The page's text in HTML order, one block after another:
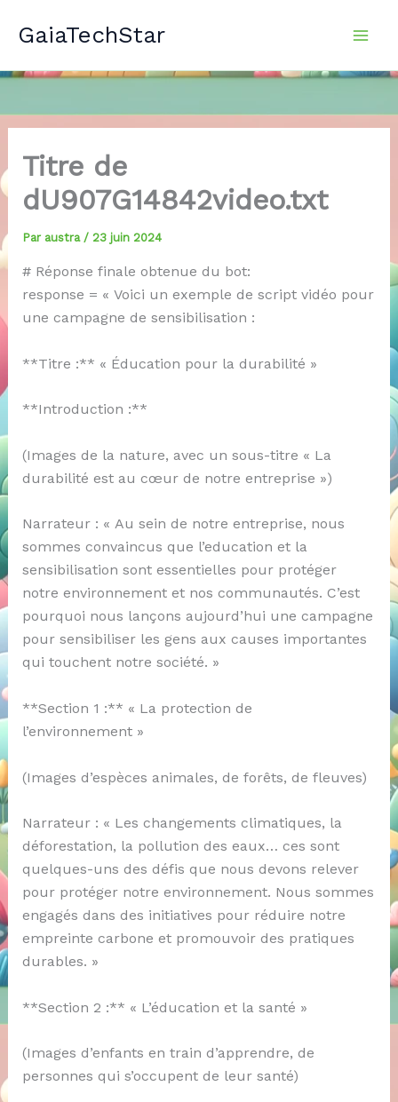
GaiaTechStar
Titre de
dU907G14842video.txt
Par austra / 23 juin 2024
# Réponse finale obtenue du bot:
response = « Voici un exemple de script vidéo pour
une campagne de sensibilisation :
**Titre :** « Éducation pour la durabilité »
**Introduction :**
(Images de la nature, avec un sous-titre « La
durabilité est au cœur de notre entreprise »)
Narrateur : « Au sein de notre entreprise, nous
sommes convaincus que l’education et la
sensibilisation sont essentielles pour protéger
notre environnement et nos communautés. C’est
pourquoi nous lançons aujourd’hui une campagne
pour sensibiliser les gens aux causes importantes
qui touchent notre société. »
**Section 1 :** « La protection de
l’environnement »
(Images d’espèces animales, de forêts, de fleuves)
Narrateur : « Les changements climatiques, la
déforestation, la pollution des eaux… ces sont
quelques-uns des défis que nous devons relever
pour protéger notre environnement. Nous sommes
engagés dans des initiatives pour réduire notre
empreinte carbone et promouvoir des pratiques
durables. »
**Section 2 :** « L’éducation et la santé »
(Images d’enfants en train d’apprendre, de
personnes qui s’occupent de leur santé)